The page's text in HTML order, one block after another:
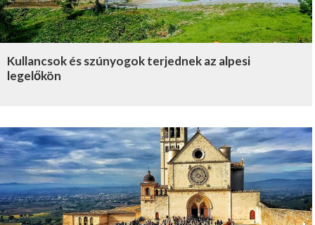
Kullancsok és szúnyogok terjednek az alpesi
legelőkön